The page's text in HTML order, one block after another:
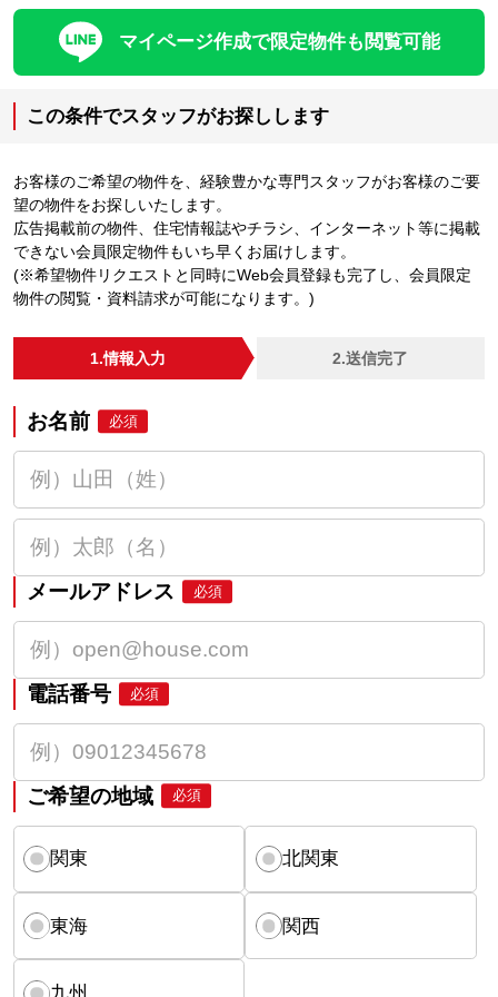
マイページ作成で限定物件も閲覧可能
この条件でスタッフがお探しします
お客様のご希望の物件を、経験豊かな専門スタッフがお客様のご要
望の物件をお探しいたします。
広告掲載前の物件、住宅情報誌やチラシ、インターネット等に掲載
できない会員限定物件もいち早くお届けします。
(※希望物件リクエストと同時にWeb会員登録も完了し、会員限定
物件の閲覧・資料請求が可能になります。)
1.情報入力 2.送信完了
お名前 必須
メールアドレス 必須
電話番号 必須
ご希望の地域 必須
関東 北関東
東海 関西